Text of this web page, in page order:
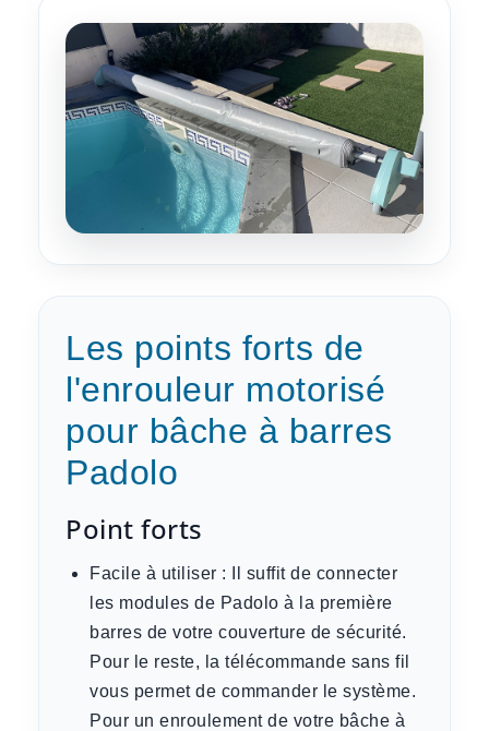
Les points forts de
l'enrouleur motorisé
pour bâche à barres
Padolo
Point forts
Facile à utiliser : Il suffit de connecter
les modules de Padolo à la première
barres de votre couverture de sécurité.
Pour le reste, la télécommande sans fil
vous permet de commander le système.
Pour un enroulement de votre bâche à